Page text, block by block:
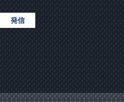
発信